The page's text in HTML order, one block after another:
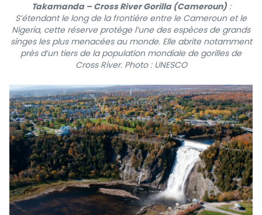
Takamanda – Cross River Gorilla (Cameroun):
S’étendant le long de la frontière entre le Cameroun et le
Nigeria, cette réserve protège l’une des espèces de grands
singes les plus menacées au monde. Elle abrite notamment
près d’un tiers de la population mondiale de gorilles de
Cross River. Photo : UNESCO